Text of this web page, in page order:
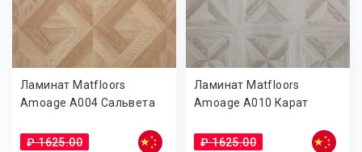
Ламинат Matfloors
Amoage А004 Сальвета
₽ 1625.00
Ламинат Matfloors
Amoage А010 Карат
₽ 1625.00